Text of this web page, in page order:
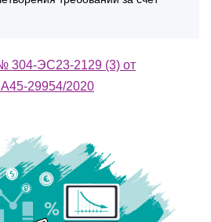
304-ЭС23-2129 (3) от
29954/2020